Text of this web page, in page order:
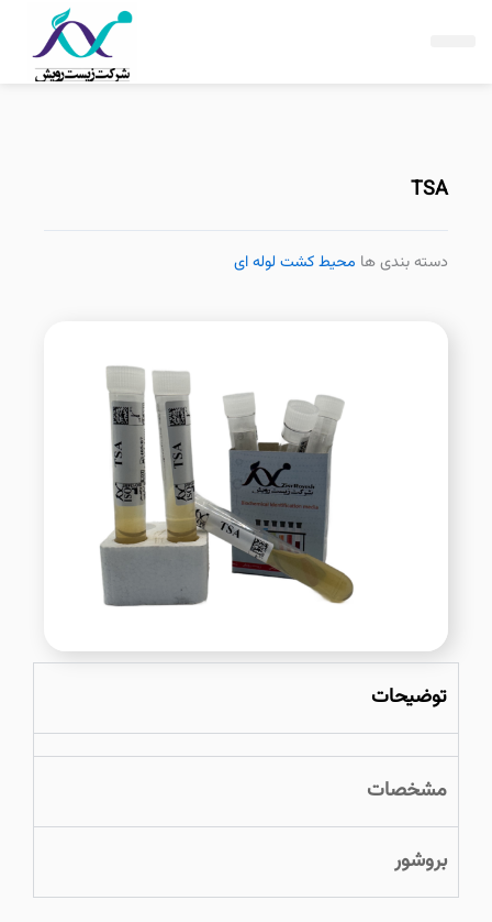
TSA
دسته بندی ها محیط کشت لوله ای
توضیحات
مشخصات
بروشور